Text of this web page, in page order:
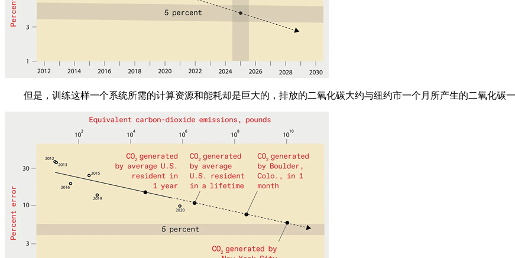
但是，训练这样一个系统所需的计算资源和能耗却是巨大的，排放的二氧化碳大约与纽约市一个月所产生的二氧化碳一